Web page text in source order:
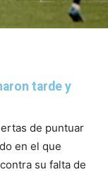
tarde y
de puntuar
en el que
su falta de